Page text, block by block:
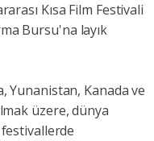
Kısa Film Festivali
Bursu'na layık
Yunanistan, Kanada ve
üzere, dünya